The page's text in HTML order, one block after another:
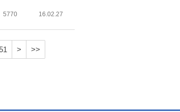
5770 16.02.27
> >>